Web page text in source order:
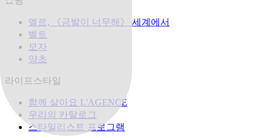
엘르, 《금발이 너무해》 세계에서
벨트
모자
양초
라이프스타일
함께 살아요 L'AGENCE
우리의 카탈로그
스타일리스트 프로그램